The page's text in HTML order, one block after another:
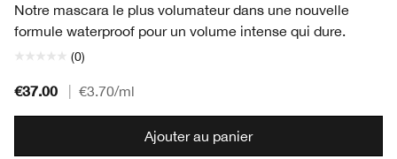
Notre mascara le plus volumateur dans une nouvelle
formule waterproof pour un volume intense qui dure.
(0)
€37.00 €3.70/ml
Ajouter au panier